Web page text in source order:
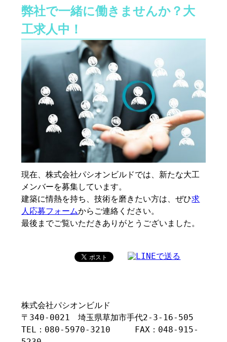
弊社で一緒に働きませんか？大
工求人中！
現在、株式会社パシオンビルドでは、新たな大工
メンバーを募集しています。
建築に情熱を持ち、技術を磨きたい方は、ぜひ求
人応募フォームからご連絡ください。
最後までご覧いただきありがとうございました。
株式会社パシオンビルド
〒340-0021 埼玉県草加市手代2-3-16-505
TEL：080-5970-3210 FAX：048-915-